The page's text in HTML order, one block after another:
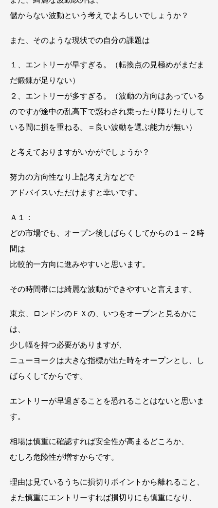
儲からない波動という考えでよろしいでしょうか？
また、そのような現状での自分の課題は
１、エントリーが早すぎる。（転換点の見極めがまだま
だ鍛錬が足りない）
２、エントリーが多すぎる。（波動の方向はあっている
のですが途中の乱高下で惑わされ乗ったり降りたりして
いる間に損を重ねる。＝良い波動を選ぶ能力が無い）
と考えておりますがいかがでしょうか？
努力の方向性なり上記考え方などで
アドバイスいただけますと幸いです。
Ａ１：
どの市場でも、オープン後しばらくしてからの１～２時
間は
比較的一方向に進みやすいと思います。
その時間帯には綺麗な波動ができやすいと言えます。
東京、ロンドンのＦＸの、いつをオープンと見るかに
は、
少し幅を持つ必要がありますが、
ニューヨークは大きな指標が出た時をオープンとし、し
ばらくしてからです。
エントリーが早過ぎることを恐れることはないと思いま
す。
相場は慎重に確認すれば安全性が高まるどころか、
むしろ危険性が増すからです。
理由は見ているうちに損切りポイントから離れること、
また慎重にエントリーすれば損切りにも慎重になり、